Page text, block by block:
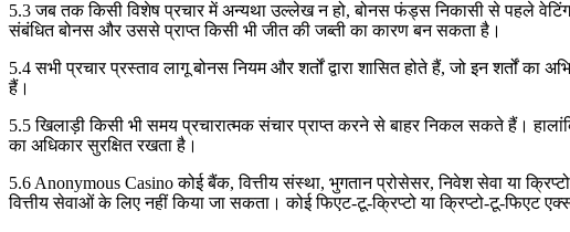
5.3 जब तक किसी विशेष प्रचार में अन्यथा उल्लेख न हो, बोनस फंड्स निकासी से पहले
संबंधित बोनस और उससे प्राप्त किसी भी जीत की जब्ती का कारण बन सकता है।
5.4 सभी प्रचार प्रस्ताव लागू बोनस नियम और शर्तों द्वारा शासित होते हैं, जो इन
हैं।
5.5 खिलाड़ी किसी भी समय प्रचारात्मक संचार प्राप्त करने से बाहर निकल सकते हैं।
का अधिकार सुरक्षित रखता है।
5.6 Anonymous Casino कोई बैंक, वित्तीय संस्था, भुगतान प्रोसेसर, निवेश सेवा या
वित्तीय सेवाओं के लिए नहीं किया जा सकता। कोई फिएट-टू-क्रिप्टो या क्रिप्टो-टू-फिएट